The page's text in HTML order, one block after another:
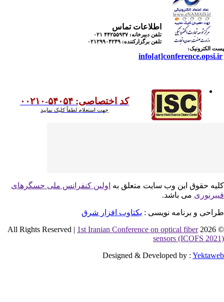
اطلاعات تماس
تلفن دبیرخانه: ۴۴۲۵۵۹۳۷ ۰۲۱
تلفن برگزارکننده:۰۲۱۲۹۹۰۴۲۴۹
الکترونیک:
کد اختصاصی: ۵۴۰۵۴-۰۰۲۱۰
جهت استعلام لطفاً کلیک نمایید
حقوق این وب سایت متعلق بهاولین کنفرانس ملی حسگرهای
می باشد.
و برنامه نویسی : یکتاوب افزار شرق
©
1st Iranian Conference on optical fiber
sensors (ICOFS
Designed & Developed by :